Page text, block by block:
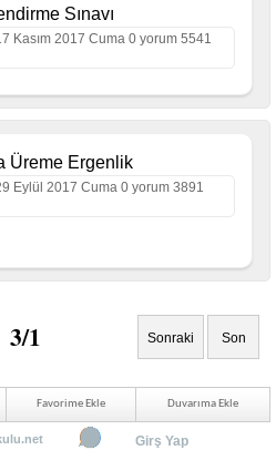
Sınavı
Kasım 2017 Cuma 0 yorum 5541
Üreme Ergenlik
Eylül 2017 Cuma 0 yorum 3891
3/1 Sonraki Son
Favorime Ekle Duvarıma Ekle
Girş Yap